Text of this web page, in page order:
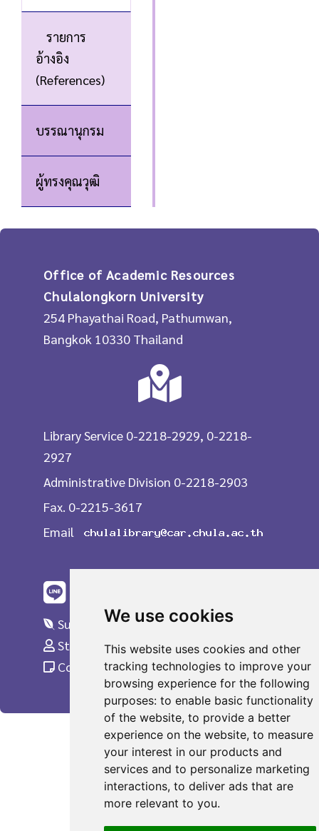
We use cookies
This website uses cookies and other
tracking technologies to improve your
browsing experience for the following
purposes:to enable basic functionality
of the website,to provide a better
experience on the website,to measure
your interest in our products and
services and to personalize marketing
interactions,to deliver ads that are
more relevant to you.
รายการ
อ้างอิง
(References)
บรรณานุกรม
ผู้ทรงคุณวุฒิ
Office of Academic Resources
Chulalongkorn University
254 Phayathai Road, Pathumwan,
Bangkok 10330 Thailand
Library Service 0-2218-2929, 0-2218-
2927
Administrative Division 0-2218-2903
Fax. 0-2215-3617
Email
Suggestions
Staff Only
Complaint